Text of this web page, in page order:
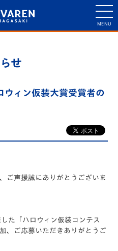
せ
ィン仮装大賞受賞者の
ご声援誠にありがとうございま
た「ハロウィン仮装コンテス
、ご応募いただきありがとうご